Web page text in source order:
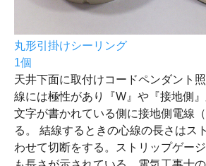
丸形引掛けシーリング
1個
天井下面に取付けコードペンダント
線には極性があり『W』や『接地側
文字が書かれている側に接地側電線
る。 結線するときの心線の長さはス
わせて切断をする。ストリップゲー